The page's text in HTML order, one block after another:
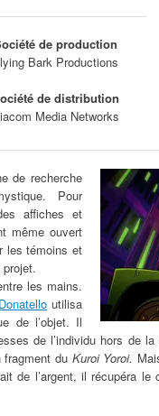
de production
Bark Productions
de distribution
Media Networks
de recherche
Pour
affiches et
même ouvert
les témoins et
les mains.
Donatello utilisa
de l’objet. Il
de l’individu hors de la
fragment du Kuroi Yoroi.
de l’argent, il récupéra le